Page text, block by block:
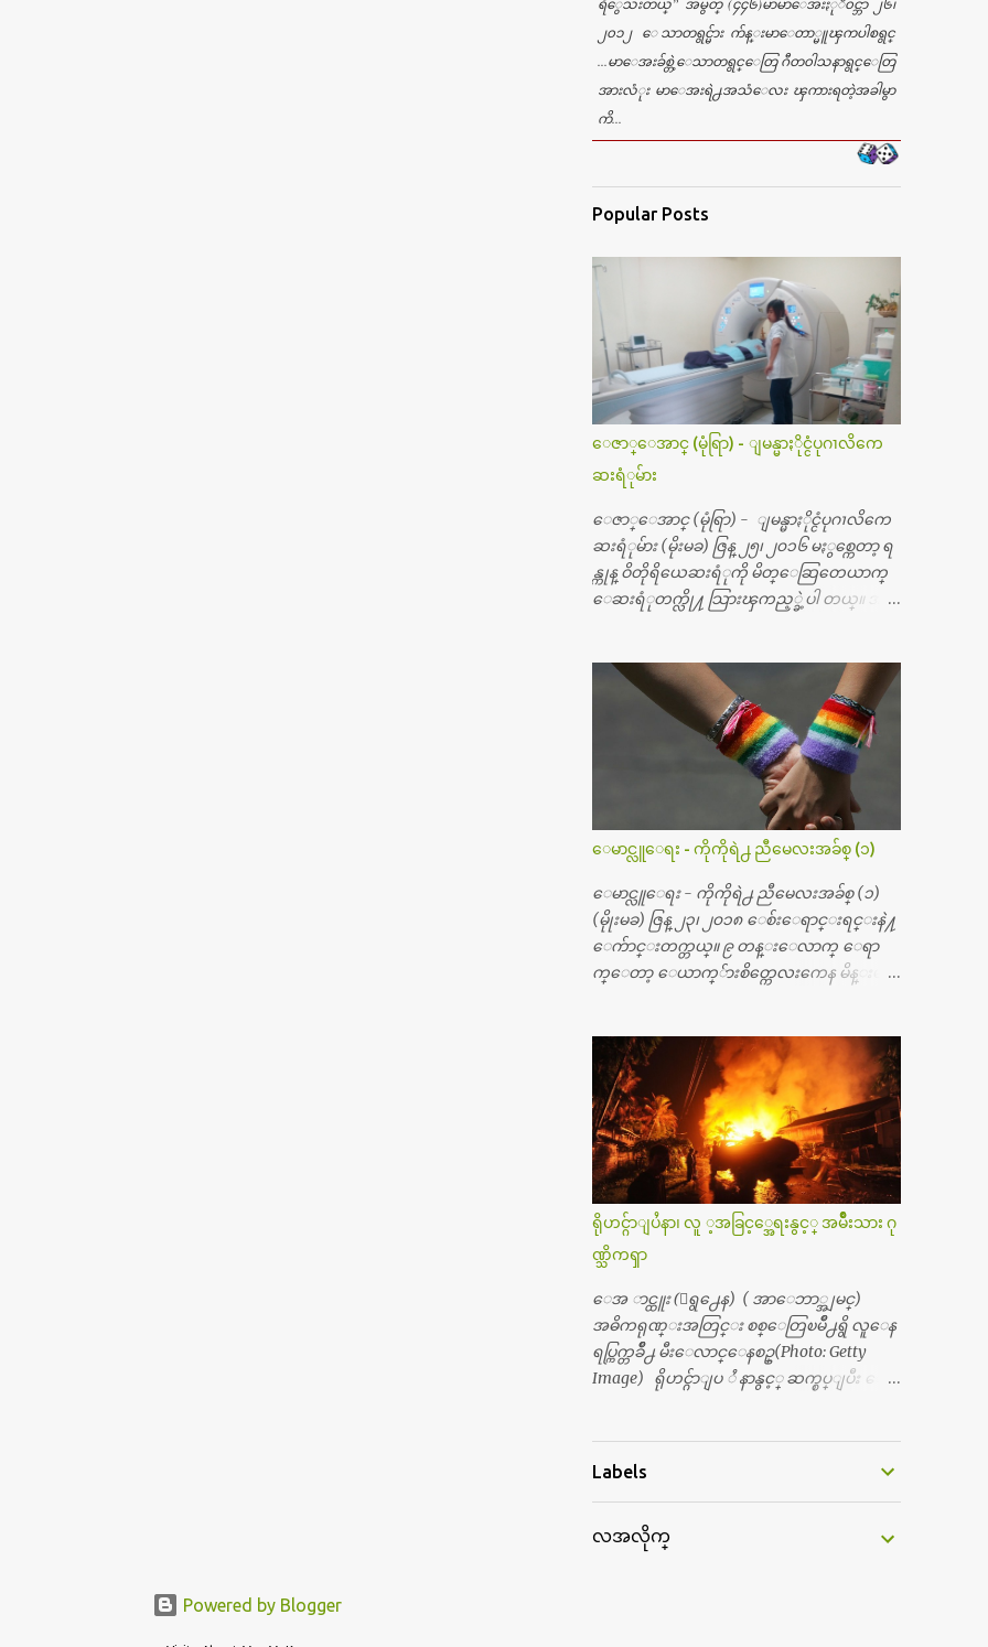
၂၀၁၂ ေသာတရွင္မ်ား က်န္းမာေတာ္မူၾကပါစရွင္
...မာေအးခ်စ္တဲ့ေသာတရွင္ေတြ ဂီတ၀ါသနာရွင္ေတြ
အားလံုး မာေအးရဲ႕အသံေလး ၾကားရတဲ့အခါမွာ
ကိ...
Popular Posts
ေဇာ္ေအာင္ (မုံရြာ) - ျမန္မာႏိုင္ငံပုဂၢလိကေ
ဆးရံုမ်ား
ေဇာ္ေအာင္ (မုံရြာ) - ျမန္မာႏိုင္ငံပုဂၢလိကေ
ဆးရံုမ်ား (မိုးမခ) ဇြန္ ၂၅၊ ၂၀၁၆ မႏွစ္ကေတာ့ ရ
န္ကုန္ ဝိတိုရိယေဆးရံုကို မိတ္ေဆြတေယာက္
ေဆးရံုတက္လို႔ သြားၾကည့္ခဲ့ပါ တယ္။ အရ
မ္းသြားလို႔ အရိုးအစားထိုးကုသျခင္း လုပ္ပါ
တယ္။ အရိုးအထူးကု ဆရာဝန္က ဝိတိုရိယေဟာ္တ
ယ္လိုအခန္းမွာ တရက္ က်ပ္ ၃ ေသာင္းနဲ႔ေနေ
စၿပီး၊ အာရွေတာ္ဝင္ခြဲစိတ္ခန္းကို ငွားရမ္းခြဲစိ
တ္ အရိုးအစားထိုးကုပါတယ္။ ေဆးစစ္၊ေဆး
ဝယ္၊ ခြဲစိတ္ကု၊ အရိုးအစားထိုးပစၥည္း စတဲ့စရိ
တ္ေတြနဲ႔ေဆးရံုမွာ ၂ ပတ္ေနထိုင္စရိတ္ သိ
န္း ၇၀ ေလာက္ ကုန္သြားပါတယ္။ သူငယ္ခ်င္းျ
ဖစ္သူကို လာေတြ႔ရင္း ဟိုတယ္လို သန္႔ရွင္း
သပ္ရပ္တဲ့ ဝိတိုရိယေဆးရံုမွာ စီတီစကင္ နဲ႔ အမ္အာ
အိုင္1 စက္ခန္းကိုေတြ႔လို႔ေမးၾကည့္ေ
တာ့ တခါစမ္းရင္ က်ပ္တသိန္းေက်ာ္ က်သင့္တ
ကီးေတြနဲ႔ စမ္းသပ္ရပါတယ္။ ခႏၱာကိုယ္အစိတ္ပို
င္း ကလီစာေတြကိုၾကည့္ရႈတဲ့ အာလထ
ရာေဆာင္း2 စက္ေတြကေတာ့ ေစ်းသိပ္မႀ
ကီးလို႔ ျမန္မာျပည္ေဆးရံုတိုင္းရွိပါတယ္။
တစ္ခါစမ္းရင္ က်ပ္တစ္ေသာင္းေလာက္ က်သ
င့္ပါတယ္။ စာေရးသူ လြန္ခဲ့တဲ့ (၂)...
ေမာင္လူေရး - ကိုကိုရဲ႕ ညီမေလးအခ်စ္ (၁)
ေမာင္လူေရး - ကိုကိုရဲ႕ ညီမေလးအခ်စ္ (၁)
(မိုုးမခ) ဇြန္ ၂၃၊ ၂၀၁၈ ေစ်းေရာင္းရင္းနဲ႔
ေက်ာင္းတက္တယ္။ ၉ တန္းေလာက္ ေရာ
က္ေတာ့ ေယာက္်ားစိတ္ကေလးကေန မိန္းမစိ
တာေပါ့။ မိန္းကေလး အေပါင္းအသင္းလ
ည္း မ်ားတယ္။ ငယ္ငယ္တုန္းကေတာ့ အမေတြနဲ႔
ေနတာဆုိေတာ့ သနပ္ခါးေလးေတြ လိမ္း
တယ္။ ပန္းပန္တယ္။ မိန္းကေလး အဝတ္အစားေ
တြကိုလည္း ခုိးဝတ္တယ္။ မိန္းမစိတ္ရွိေတာ့
ရွိေပမယ့္ ကိုယ့္ကိုယ္ကို မိန္းမစိတ္ေပါက္မွန္း
သိတာက ၉ တန္း၊ ၁၀ တန္းေလာက္ကမွ။ ညီအ
စ္ကို ေမာင္နွမ အားလံုး ၆ ေယာက္ရွိတယ္။ အစ္ကို ၃
ေယာက္၊ အစ္မ ႏွစ္ေယာက္။ အစ္ကိုေတြက
လည္း သူ႔ အေပါင္းအသင္းနဲ႔ သူဆိုေ
တာ့ အမေတြနဲ႔ဘဲ ေပါင္းတယ္။ ျပီးေတာ့
အေဖကလည္း ေယာက္်ားဆုိ ေယာ
က္်ားေလးလုိဘဲ ေနေစခ်င္တယ္။ အေဖ့ကို
ေၾကာက္လည္း ေၾကာက္ရတယ္။ ေယာ
က္်ားေလး စိတ္လည္း ရွိေအာင္ ဘာသာေရး
လည္း လုိက္စားေအာင္ တန္ခူးလဆုိ တစ္လ
လံုး ကိုရင္ ဝတ္ခုိင္းတယ္။ ေက်ာင္းမွာဆုိ
ရင္ ေယာက္်ားေလးေတြက ကိုယ့္ကို ဘာ
ပဲျဖစ္ျဖစ္ မၾကားတၾကား စရင္စတယ္။
ရိုဟင္ဂ်ာျပႆနာ၊ လူ ့အခြင့္အေရးနွင့္ အမ်ိဳးသား ဂု
ဏ္သိကၡာ
ေအ ာင္ထူး (ေရွ႕ေန) ( အာေဘာ္အျမင္)
အဓိကရုဏ္းအတြင္း စစ္ေတြၿမိဳ႕ရွိ လူေန
ရပ္ကြက္တခ်ိဳ႕ မီးေလာင္ေနစဥ္(Photo: Getty
Image) ရိုဟင္ဂ်ာျပ ႆ နာနွင့္ ဆက္စပ္ျပီး ေ
ဇီးရား နိုင္ငံတကာ ရုပ္သံလႊင့္ဌာနမွ ရိုဟင္ဂ်ာလူထု
တြင္းေနထိုင္ရာ တြင္လည္း အကူအညီမ်ား မရ
Labels
လအလိုက္
Powered by Blogger